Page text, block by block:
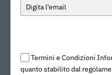
Termini e Condizioni
quanto stabilito dal